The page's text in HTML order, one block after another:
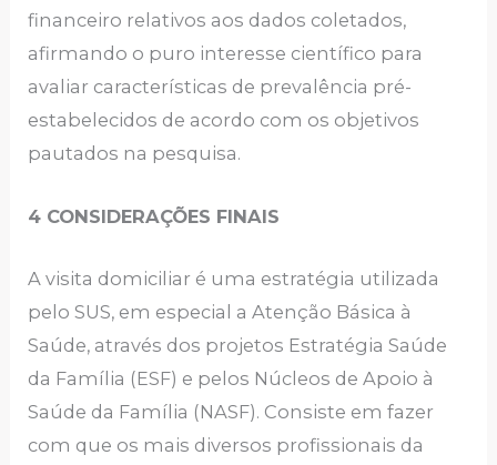
financeiro relativos aos dados coletados,
afirmando o puro interesse científico para
avaliar características de prevalência pré-
estabelecidos de acordo com os objetivos
pautados na pesquisa.
4 CONSIDERAÇÕES FINAIS
A visita domiciliar é uma estratégia utilizada
pelo SUS, em especial a Atenção Básica à
Saúde, através dos projetos Estratégia Saúde
da Família (ESF) e pelos Núcleos de Apoio à
Saúde da Família (NASF). Consiste em fazer
com que os mais diversos profissionais da